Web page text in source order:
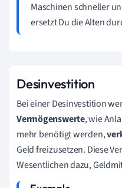
Maschinen schneller
ersetzt Du die Alten
Desinvestition
Bei einer Desinvestition
Vermögenswerte, wie
mehr benötigt werden,
Geld freizusetzen. Diese
Wesentlichen dazu,